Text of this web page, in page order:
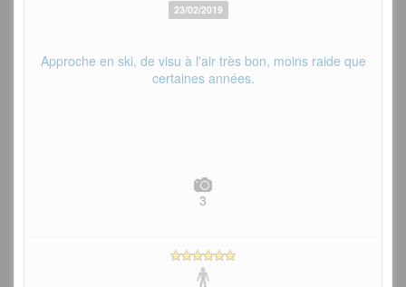
23/02/2019
Approche en ski, de visu à l'air très bon, moins raide que
certaines années.
3